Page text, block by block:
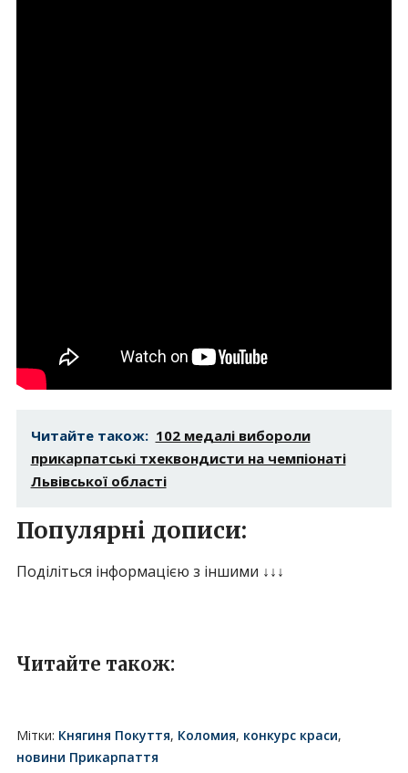
Читайте також: 102 медалі вибороли
прикарпатські тхеквондисти на чемпіонаті
Львівської області
Популярні дописи:
Поділіться інформацією з іншими ↓↓↓
Читайте також:
Мітки: Княгиня Покуття, Коломия, конкурс краси,
новини Прикарпаття